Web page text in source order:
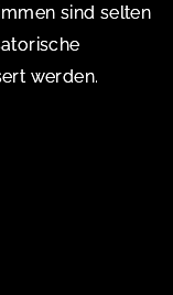
sind selten
werden.